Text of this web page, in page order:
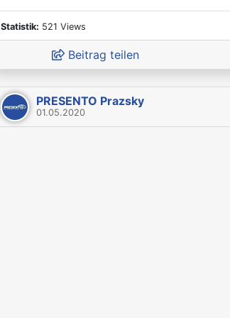
Statistik: 521 Views
Beitrag teilen
PRESENTO Prazsky
01.05.2020